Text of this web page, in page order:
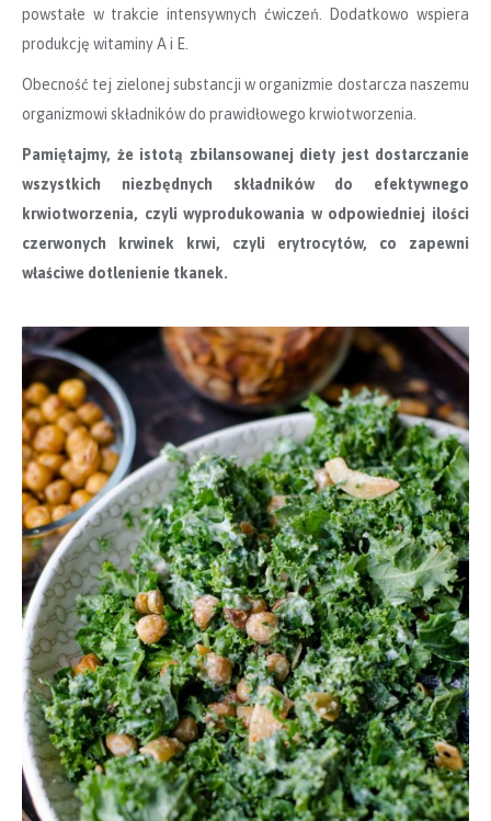
powstałe w trakcie intensywnych ćwiczeń. Dodatkowo wspiera
produkcję witaminy A i E.
Obecność tej zielonej substancji w organizmie dostarcza naszemu
organizmowi składników do prawidłowego krwiotworzenia.
Pamiętajmy, że istotą zbilansowanej diety jest dostarczanie
wszystkich niezbędnych składników do efektywnego
krwiotworzenia, czyli wyprodukowania w odpowiedniej ilości
czerwonych krwinek krwi, czyli erytrocytów, co zapewni
właściwe dotlenienie tkanek.